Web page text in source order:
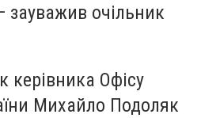
зауважив очільник
керівника Офісу
Михайло Подоляк